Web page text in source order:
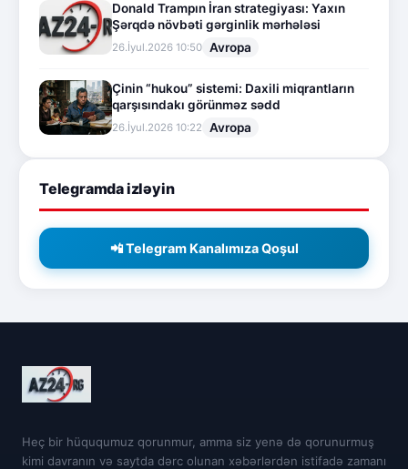
Donald Trampın İran strategiyası: Yaxın
Şərqdə növbəti gərginlik mərhələsi
26.İyul.2026 10:50 Avropa
Çinin “hukou” sistemi: Daxili miqrantların
qarşısındakı görünməz sədd
26.İyul.2026 10:22 Avropa
Telegramda izləyin
📲 Telegram Kanalımıza Qoşul
Heç bir hüququmuz qorunmur, amma siz yenə də qorunurmuş
kimi davranın və saytda dərc olunan xəbərlərdən istifadə zamanı